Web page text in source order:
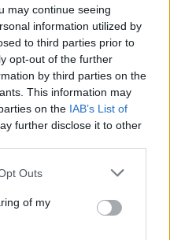
may continue seeing
information utilized by
to third parties prior to
opt-out of the further
by third parties on the
This information may
on the IAB’s List of
further disclose it to other
Outs
of my
el campo! ⚽🏈🏀